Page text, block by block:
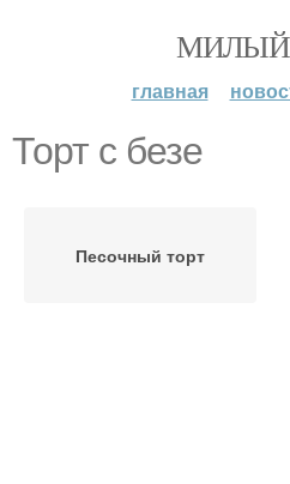
главная
Торт с безе
Песочный торт